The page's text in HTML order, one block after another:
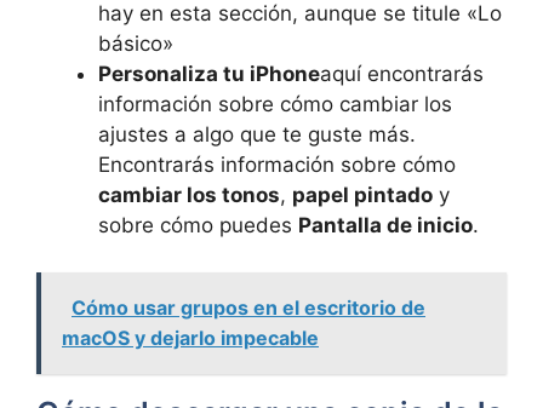
hay en esta sección, aunque se titule «Lo
básico»
Personaliza tu iPhoneaquí encontrarás
información sobre cómo cambiar los
ajustes a algo que te guste más.
Encontrarás información sobre cómo
cambiar los tonos, papel pintado y
sobre cómo puedes Pantalla de inicio.
Cómo usar grupos en el escritorio de
macOS y dejarlo impecable